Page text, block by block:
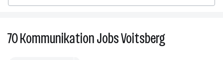
70KommunikationJobsVoitsberg70
Kommunikation